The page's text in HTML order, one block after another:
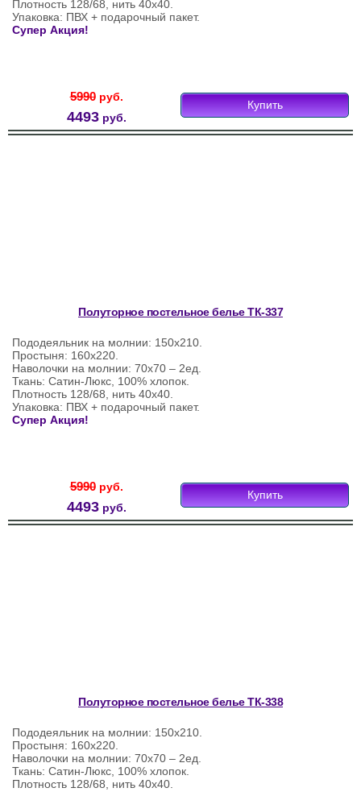
Плотность 128/68, нить 40х40.
Упаковка: ПВХ + подарочный пакет.
Супер Акция!
5990руб.
4493руб.
Купить
Полуторное постельное белье ТК-337
Пододеяльник на молнии: 150х210.
Простыня: 160х220.
Наволочки на молнии: 70х70 – 2ед.
Ткань: Сатин-Люкс, 100% хлопок.
Плотность 128/68, нить 40х40.
Упаковка: ПВХ + подарочный пакет.
Супер Акция!
5990руб.
4493руб.
Купить
Полуторное постельное белье ТК-338
Пододеяльник на молнии: 150х210.
Простыня: 160х220.
Наволочки на молнии: 70х70 – 2ед.
Ткань: Сатин-Люкс, 100% хлопок.
Плотность 128/68, нить 40х40.